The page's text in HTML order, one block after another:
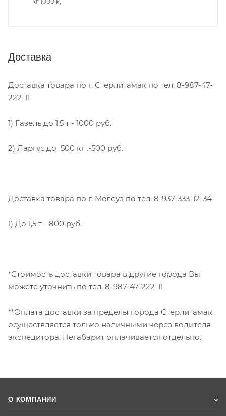
Доставка
Доставка товара по г. Стерлитамак по тел. 8-987-47-
222-11
1) Газель до 1,5 т - 1000 руб.
2) Ларгус до 500 кг .-500 руб.
Доставка товара по г. Мелеуз по тел. 8-937-333-12-34
1) До 1,5 т - 800 руб.
*Стоимость доставки товара в другие города Вы
можете уточнить по тел. 8-987-47-222-11
**Оплата доставки за пределы города Стерлитамак
осуществляется только наличными через водителя-
экспедитора. Негабарит оплачивается отдельно.
О КОМПАНИИ